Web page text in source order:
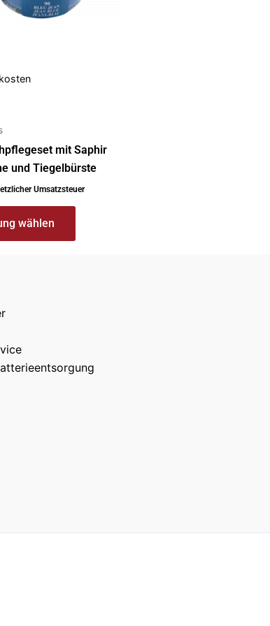
mit Saphir
und Tiegelbürste
Umsatzsteuer
wählen